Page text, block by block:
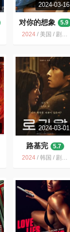
2024-03-16
对你的想象
5.9
2024 / 美国 / 剧情 爱情
2024-03-01
路基完
5.7
2024 /韩国 / 剧情 爱情